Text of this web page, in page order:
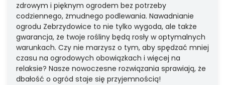
zdrowym i pięknym ogrodem bez potrzeby
codziennego, żmudnego podlewania. Nawadnianie
ogrodu Zebrzydowice to nie tylko wygoda, ale także
gwarancja, że twoje rośliny będą rosły w optymalnych
warunkach. Czy nie marzysz o tym, aby spędzać mniej
czasu na ogrodowych obowiązkach i więcej na
relaksie? Nasze nowoczesne rozwiązania sprawiają, że
dbałość o ogród staje się przyjemnością!